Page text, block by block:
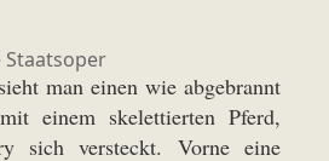
Staatsoper
man einen wie abgebrannt
einem skelettierten Pferd,
sich versteckt. Vorne eine